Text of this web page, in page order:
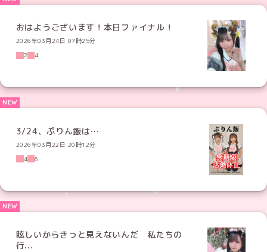
おはようございます！本日ファイナル！
2026年03月24日 07時25分
2
4
3/24、ぷりん飯は…
2026年03月22日 20時12分
4
6
眩しいからきっと見えないんだ 私たちの
行...